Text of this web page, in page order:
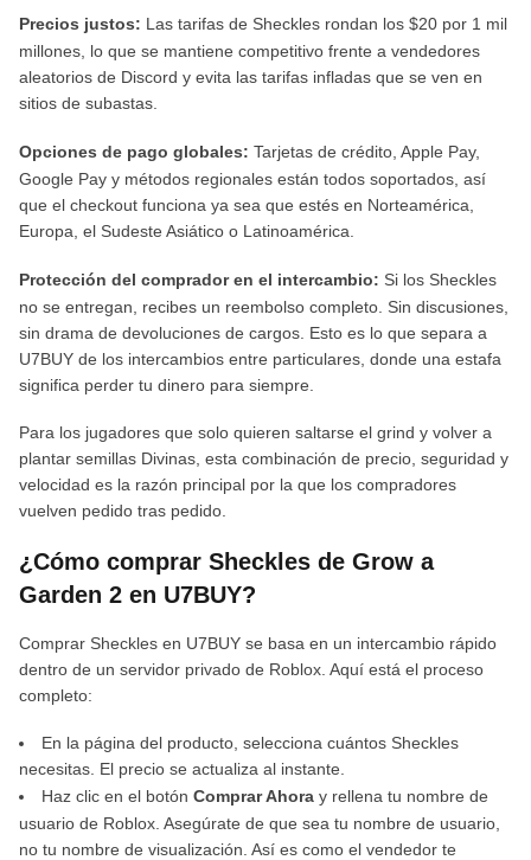
Precios justos: Las tarifas de Sheckles rondan los $20 por 1 mil
millones, lo que se mantiene competitivo frente a vendedores
aleatorios de Discord y evita las tarifas infladas que se ven en
sitios de subastas.
Opciones de pago globales: Tarjetas de crédito, Apple Pay,
Google Pay y métodos regionales están todos soportados, así
que el checkout funciona ya sea que estés en Norteamérica,
Europa, el Sudeste Asiático o Latinoamérica.
Protección del comprador en el intercambio: Si los Sheckles
no se entregan, recibes un reembolso completo. Sin discusiones,
sin drama de devoluciones de cargos. Esto es lo que separa a
U7BUY de los intercambios entre particulares, donde una estafa
significa perder tu dinero para siempre.
Para los jugadores que solo quieren saltarse el grind y volver a
plantar semillas Divinas, esta combinación de precio, seguridad y
velocidad es la razón principal por la que los compradores
vuelven pedido tras pedido.
¿Cómo comprar Sheckles de Grow a
Garden 2 en U7BUY?
Comprar Sheckles en U7BUY se basa en un intercambio rápido
dentro de un servidor privado de Roblox. Aquí está el proceso
completo:
En la página del producto, selecciona cuántos Sheckles
necesitas. El precio se actualiza al instante.
Haz clic en el botón Comprar Ahora y rellena tu nombre de
usuario de Roblox. Asegúrate de que sea tu nombre de usuario,
no tu nombre de visualización. Así es como el vendedor te